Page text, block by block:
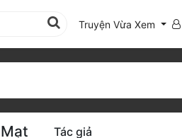
Truyện Vừa Xem
Tác giả